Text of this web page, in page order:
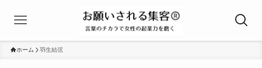
ホーム 羽生結弦